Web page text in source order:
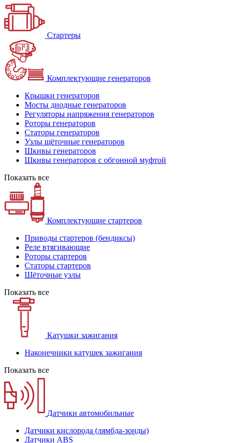
Стартеры
Комплектующие генераторов
Крышки генераторов
Мосты диодные генераторов
Регуляторы напряжения генераторов
Роторы генераторов
Статоры генераторов
Узлы щёточные генераторов
Шкивы генераторов
Шкивы генераторов с обгонной муфтой
Показать все
Комплектующие стартеров
Приводы стартеров (бендиксы)
Реле втягивающие
Роторы стартеров
Статоры стартеров
Щёточные узлы
Показать все
Катушки зажигания
Наконечники катушек зажигания
Показать все
Датчики автомобильные
Датчики кислорода (лямбда-зонды)
Датчики ABS